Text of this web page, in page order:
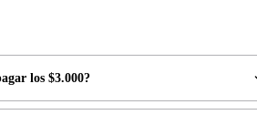
los $3.000?